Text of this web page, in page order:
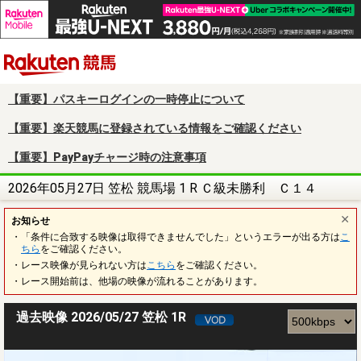
【重要】パスキーログインの一時停止について
【重要】楽天競馬に登録されている情報をご確認ください
【重要】PayPayチャージ時の注意事項
2026年05月27日 笠松 競馬場 1 R Ｃ級未勝利 Ｃ１４
お知らせ
・「条件に合致する映像は取得できませんでした」というエラーが出る方は こ
ちら をご確認ください。
・レース映像が見られない方は こちら をご確認ください。
・レース開始前は、他場の映像が流れることがあります。
過去映像 2026/05/27 笠松 1R